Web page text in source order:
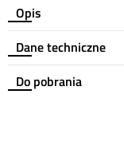
Opis
Dane techniczne
Do pobrania